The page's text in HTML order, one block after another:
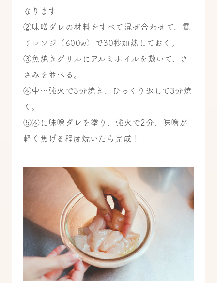
なります
②味噌ダレの材料をすべて混ぜ合わせて、電
子レンジ（600w）で30秒加熱しておく。
③魚焼きグリルにアルミホイルを敷いて、さ
さみを並べる。
④中〜強火で3分焼き、ひっくり返して3分焼
く。
⑤④に味噌ダレを塗り、強火で2分、味噌が
軽く焦げる程度焼いたら完成！